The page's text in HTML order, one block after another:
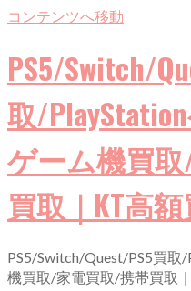
コンテンツへ移動
PS5/Switch/
取/
ゲーム機買
買取｜KT高
PS5/Switch/Quest/PS5買取
機買取/家電買取/携帯買取